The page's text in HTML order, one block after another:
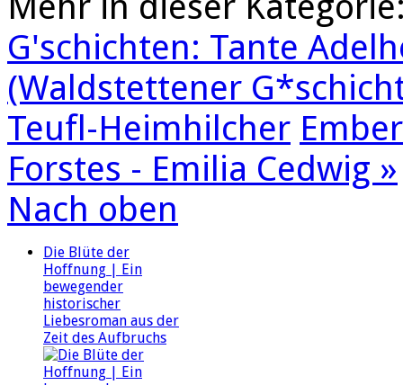
G'schichten: Tante
(Waldstettener
Teufl-Heimhilcher
Forstes - Emilia Cedwig »
Nach oben
Die Blüte der
Hoffnung | Ein
bewegender
historischer
Liebesroman aus der
Zeit des Aufbruchs